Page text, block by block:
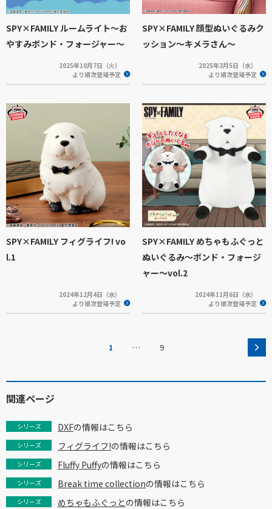
SPY×FAMILY ルームライト～お
やすみボンド・フォージャー～
2025年10月7日（火）
より順次登場予定
SPY×FAMILY 顔型ぬいぐるみク
ッション～キメラさん～
2025年3月5日（水）
より順次登場予定
SPY×FAMILY フィグライフ! vo
l.1
2024年12月4日（水）
より順次登場予定
SPY×FAMILY めちゃもふぐっと
ぬいぐるみ～ボンド・フォージ
ャー～vol.2
2024年11月6日（水）
より順次登場予定
1 … 9
関連ページ
シリーズ DXFの情報はこちら
シリーズ フィグライフ!の情報はこちら
シリーズ Fluffy Puffyの情報はこちら
シリーズ Break time collectionの情報はこちら
シリーズ めちゃもふぐっとの情報はこちら